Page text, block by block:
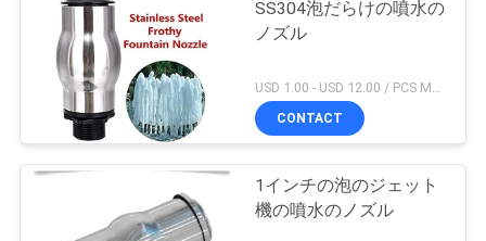
SS304泡だらけの噴水の
ノズル
USD 1.00 - USD 12.00 / PCS MOQ:1 PC
CONTACT
1インチの泡のジェット
機の噴水のノズル